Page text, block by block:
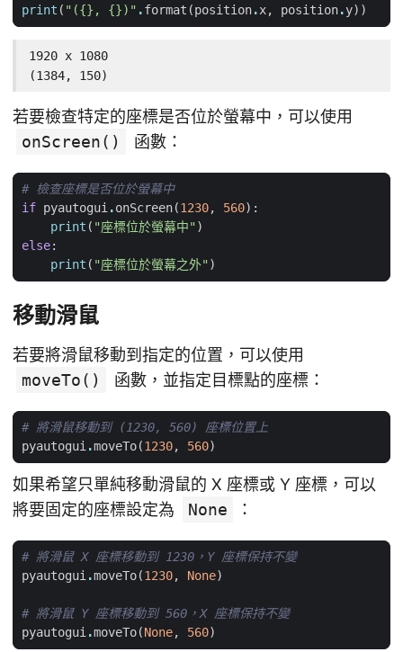
print ( "({} , {})" .format (position.x, position.y))
1920 x 1080
(1384, 150)
若要檢查特定的座標是否位於螢幕中，可以使用
onScreen()
函數：
# 檢查座標是否位於螢幕中
if pyautogui.onScreen(1230, 560):
print ( "座標位於螢幕中")
else:
print ( "座標位於螢幕之外")
移動滑鼠
若要將滑鼠移動到指定的位置，可以使用
moveTo()
函數，並指定目標點的座標：
# 將滑鼠移動到 (1230, 560) 座標位置上
pyautogui.moveTo(1230, 560)
如果希望只單純移動滑鼠的 X 座標或 Y 座標，可以
將要固定的座標設定為
None ：
# 將滑鼠 X 座標移動到 1230，Y 座標保持不變
pyautogui.moveTo(1230, None)
# 將滑鼠 Y 座標移動到 560，X 座標保持不變
pyautogui.moveTo(None, 560)